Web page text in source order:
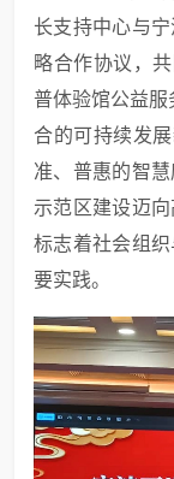
长支持中心与
略合作协议，
普体验馆公益服
合的可持续发
准、普惠的智
示范区建设迈
标志着社会组
要实践。